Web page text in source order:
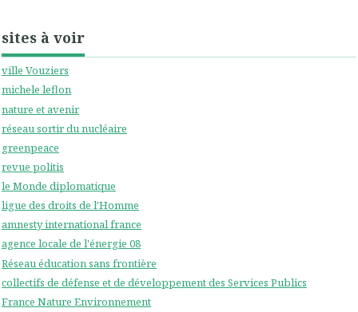
sites à voir
ville Vouziers
michele leflon
nature et avenir
réseau sortir du nucléaire
greenpeace
revue politis
le Monde diplomatique
ligue des droits de l'Homme
amnesty international france
agence locale de l'énergie 08
Réseau éducation sans frontière
collectifs de défense et de développement des Services Publics
France Nature Environnement